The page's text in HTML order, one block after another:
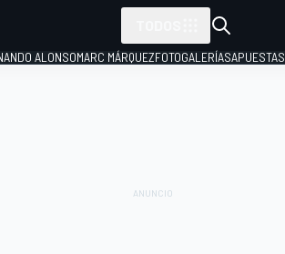
ALONSOMARC MÁRQUEZFOTOGALERÍASAPUESTAS